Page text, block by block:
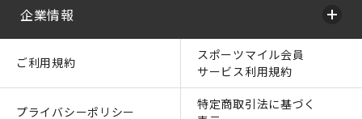
企業情報
ご利用規約
スポーツマイル会員
サービス利用規約
プライバシーポリシー
特定商取引法に基づく